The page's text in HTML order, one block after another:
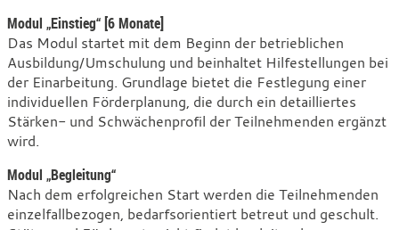
Modul „Einstieg“ [6 Monate]
Das Modul startet mit dem Beginn der betrieblichen
Ausbildung/Umschulung und beinhaltet Hilfestellungen bei
der Einarbeitung. Grundlage bietet die Festlegung einer
individuellen Förderplanung, die durch ein detailliertes
Stärken- und Schwächenprofil der Teilnehmenden ergänzt
wird.
Modul „Begleitung“
Nach dem erfolgreichen Start werden die Teilnehmenden
einzelfallbezogen, bedarfsorientiert betreut und geschult.